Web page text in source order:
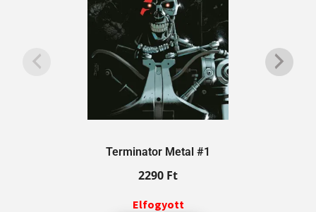
Terminator Metal #1
2290 Ft
Elfogyott